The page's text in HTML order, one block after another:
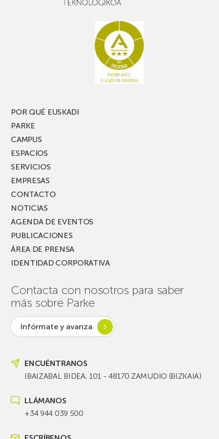
PARKEA
MUSIK
POR QUÉ EUSKADI
PARKE
CAMPUS
ESPACIOS
SERVICIOS
EMPRESAS
CONTACTO
NOTICIAS
AGENDA DE EVENTOS
PUBLICACIONES
ÁREA DE PRENSA
IDENTIDAD CORPORATIVA
Contacta con nosotros para saber
más sobre Parke
Infórmate y avanza
ENCUÉNTRANOS
IBAIZABAL BIDEA, 101 - 48170 ZAMUDIO (BIZKAIA)
LLÁMANOS
+34 944 039 500